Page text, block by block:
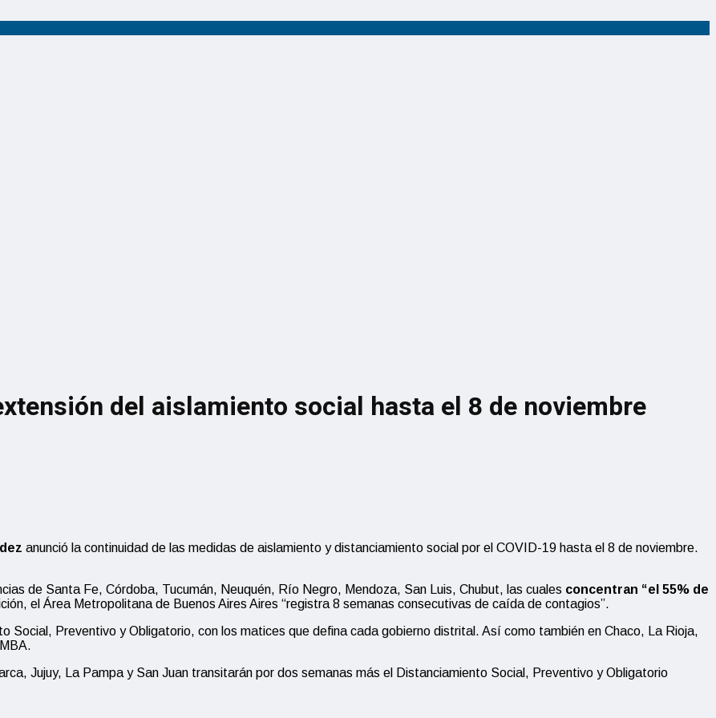
del aislamiento social hasta el 8 de noviembre
anunció la continuidad de las medidas de aislamiento y distanciamiento social por el COVID-19 hasta el 8 de noviembre.
de Santa Fe, Córdoba, Tucumán, Neuquén, Río Negro, Mendoza, San Luis, Chubut, las cuales concentran “el 55% de
el Área Metropolitana de Buenos Aires Aires “registra 8 semanas consecutivas de caída de contagios”.
Social, Preventivo y Obligatorio, con los matices que defina cada gobierno distrital. Así como también en Chaco, La Rioja,
Jujuy, La Pampa y San Juan transitarán por dos semanas más el Distanciamiento Social, Preventivo y Obligatorio